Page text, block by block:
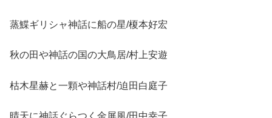
蒸鰈ギリシャ神話に船の星/榎本好宏
秋の田や神話の国の大鳥居/村上安遊
枯木星赫と一顆や神話村/迫田白庭子